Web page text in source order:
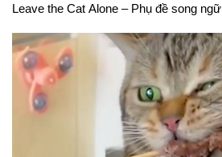
Leave the Cat Alone – Phụ đề song ngữ